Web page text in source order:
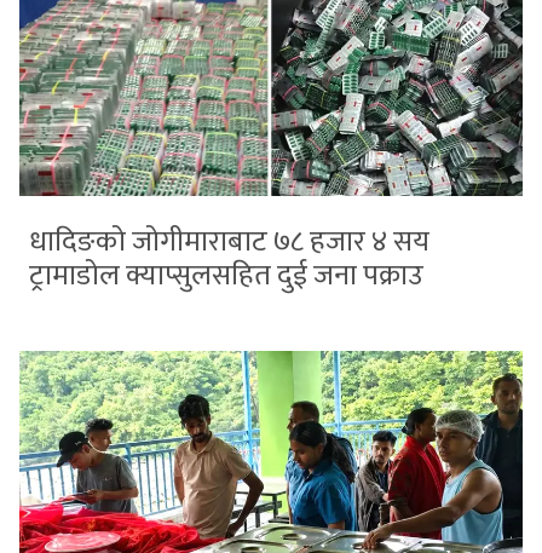
धादिङको जोगीमाराबाट ७८ हजार ४ सय
ट्रामाडोल क्याप्सुलसहित दुई जना पक्राउ